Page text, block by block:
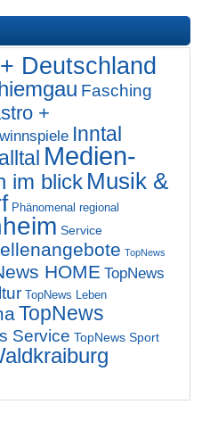
Deutschland
Fasching
+
Inntal
Medien-
im blick Musik &
Phänomenal regional
Service
TopNews
HOME TopNews
TopNews Leben
TopNews
Service TopNews Sport